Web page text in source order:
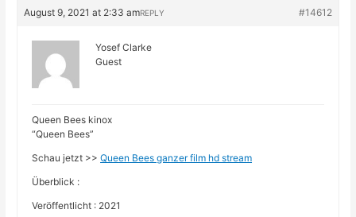
August 9, 2021 at 2:33 am #14612
REPLY
Yosef Clarke
Guest
Queen Bees kinox
“Queen Bees”
Schau jetzt >>Queen Bees ganzer film hd stream
Überblick :
Veröffentlicht : 2021